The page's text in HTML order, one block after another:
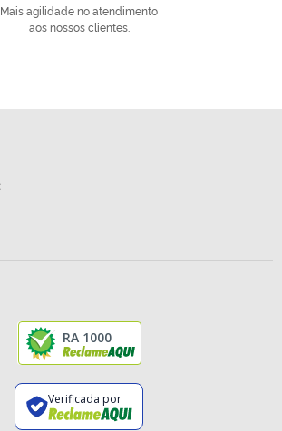
Mais agilidade no atendimento
aos nossos clientes.
RA 1000
Verificada por